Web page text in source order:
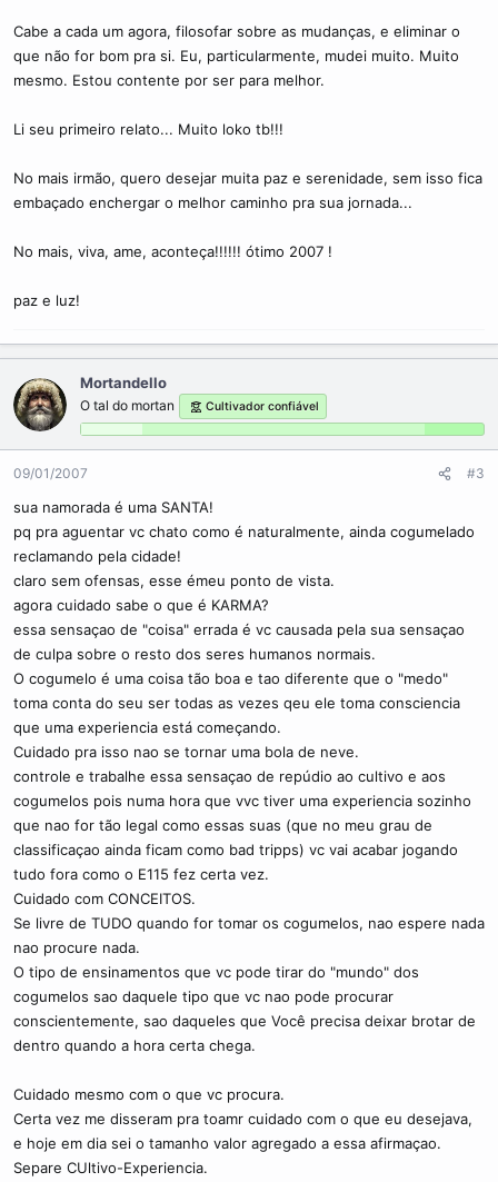
Cabe a cada um agora, filosofar sobre as mudanças, e eliminar o
que não for bom pra si. Eu, particularmente, mudei muito. Muito
mesmo. Estou contente por ser para melhor.
Li seu primeiro relato... Muito loko tb!!!
No mais irmão, quero desejar muita paz e serenidade, sem isso fica
embaçado enchergar o melhor caminho pra sua jornada...
No mais, viva, ame, aconteça!!!!!! ótimo 2007 !
paz e luz!
Mortandello
O tal do mortan Cultivador confiável
09/01/2007 #3
sua namorada é uma SANTA!
pq pra aguentar vc chato como é naturalmente, ainda cogumelado
reclamando pela cidade!
claro sem ofensas, esse émeu ponto de vista.
agora cuidado sabe o que é KARMA?
essa sensaçao de "coisa" errada é vc causada pela sua sensaçao
de culpa sobre o resto dos seres humanos normais.
O cogumelo é uma coisa tão boa e tao diferente que o "medo"
toma conta do seu ser todas as vezes qeu ele toma consciencia
que uma experiencia está começando.
Cuidado pra isso nao se tornar uma bola de neve.
controle e trabalhe essa sensaçao de repúdio ao cultivo e aos
cogumelos pois numa hora que vvc tiver uma experiencia sozinho
que nao for tão legal como essas suas (que no meu grau de
classificaçao ainda ficam como bad tripps) vc vai acabar jogando
tudo fora como o E115 fez certa vez.
Cuidado com CONCEITOS.
Se livre de TUDO quando for tomar os cogumelos, nao espere nada
nao procure nada.
O tipo de ensinamentos que vc pode tirar do "mundo" dos
cogumelos sao daquele tipo que vc nao pode procurar
conscientemente, sao daqueles que Você precisa deixar brotar de
dentro quando a hora certa chega.
Cuidado mesmo com o que vc procura.
Certa vez me disseram pra toamr cuidado com o que eu desejava,
e hoje em dia sei o tamanho valor agregado a essa afirmaçao.
Separe CUltivo-Experiencia.